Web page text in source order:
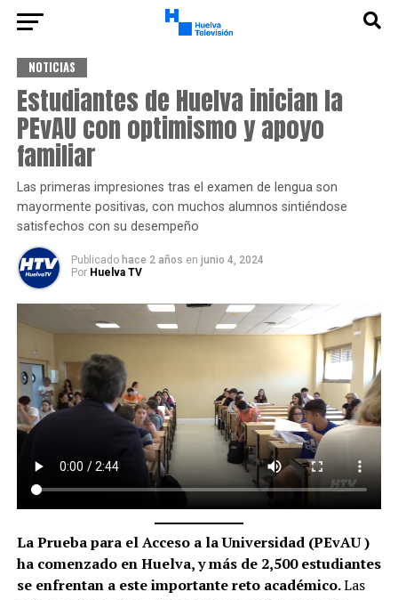
NOTICIAS
Estudiantes de Huelva inician la
PEvAU con optimismo y apoyo
familiar
Las primeras impresiones tras el examen de lengua son
mayormente positivas, con muchos alumnos sintiéndose
satisfechos con su desempeño
Publicado hace 2 años en junio 4, 2024
Por Huelva TV
La Prueba para el Acceso a la Universidad (PEvAU )
ha comenzado en Huelva, y más de 2,500 estudiantes
se enfrentan a este importante reto académico.Las